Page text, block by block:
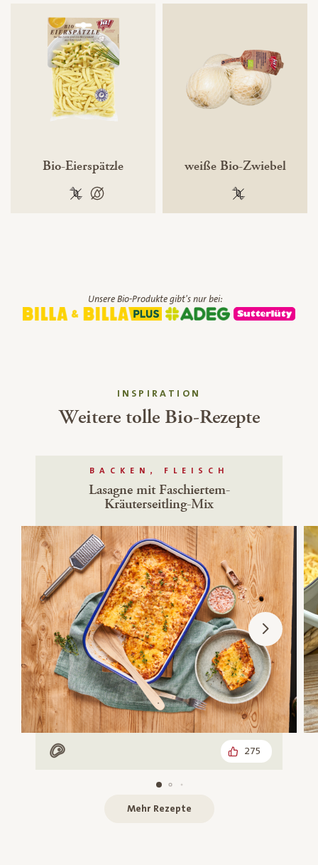
Bio-Eierspätzle
100 % gentechnikfrei
100 % palmölfrei
weiße Bio-Zwiebel
100 %
Unsere Bio-Produkte gibt's nur bei:
INSPIRATION
Weitere tolle Bio-Rezepte
BACKEN, FLEISCH
Lasagne mit Faschiertem-
Kräuterseitling-Mix
Mit Fleisch 275
Mehr Rezepte